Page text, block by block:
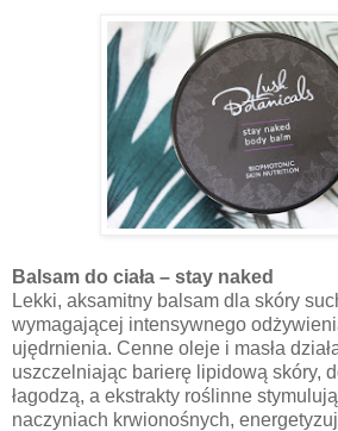
Balsam do ciała – stay naked
Lekki, aksamitny balsam dla skóry
wymagającej intensywnego
ujędrnienia. Cenne oleje i masła
uszczelniając barierę lipidową skóry,
łagodzą, a ekstrakty roślinne
naczyniach krwionośnych,